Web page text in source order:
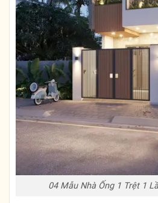
04 Mẫu Nhà Ống 1 Trệt 1